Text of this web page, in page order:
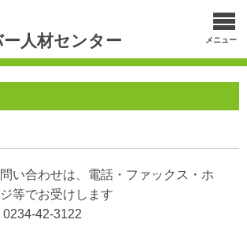
人材センター メニュー
い合わせは、電話・ファックス・ホ
等でお受けします
42-3122